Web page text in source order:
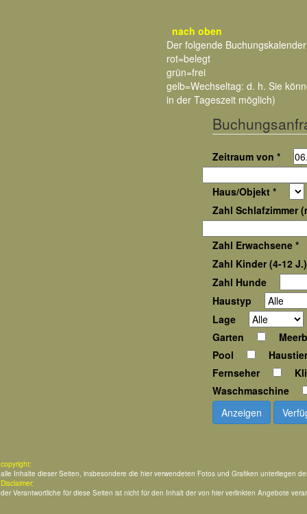
nach oben
Der folgende
rot=belegt
grün=frei
gelb=Wechseltag: d. h. Sie
in der Tageszeit möglich)
Zeitraum von *
Haus/Objekt *
Zahl Schlafzimmer
Zahl Erwachsene *
Zahl Kinder (4-12 J.)
Zahl Hunde
Haustyp
Lage
Garten
Pool
Fernseher
Waschmaschine
Anzeigen
copyright:
alle Inhalte dieser Seiten, insbesondere die hier verwendeten Fotos und Grafiken unterliegen
Disclaimer:
der Verantwortliche für diese Seiten ist nicht für den Inhalt der von hier verlinkten Angebote